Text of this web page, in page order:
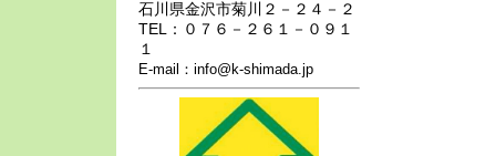
石川県金沢市菊川２－２４－２
TEL：０７６－２６１－０９１
１
E-mail：info@k-shimada.jp